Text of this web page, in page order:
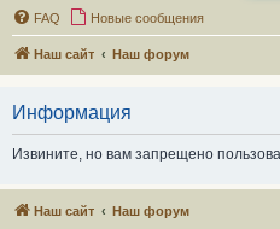
FAQ Новые сообщения
Наш сайт Наш форум
Информация
Извините, но вам запрещено
Наш сайт Наш форум